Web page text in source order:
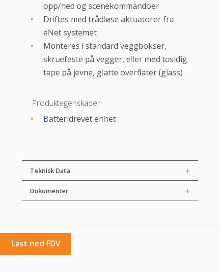
opp/ned og scenekommandoer
Driftes med trådløse aktuatorer fra
eNet systemet
Monteres i standard veggbokser,
skruefeste på vegger, eller med tosidig
tape på jevne, glatte overflater (glass)
Produktegenskaper:
Batteridrevet enhet
Teknisk Data
Dokumenter
Last ned FDV